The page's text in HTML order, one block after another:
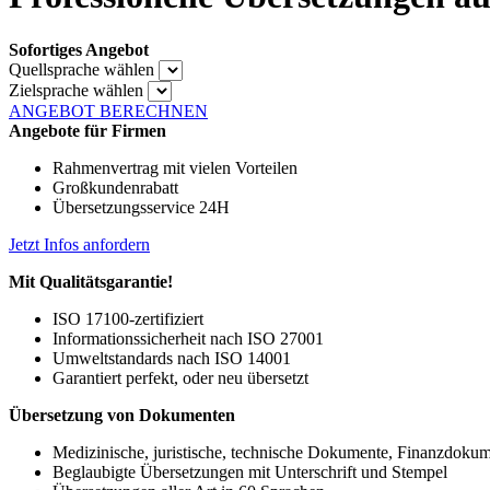
Sofortiges Angebot
Quellsprache wählen
Zielsprache wählen
ANGEBOT BERECHNEN
Angebote für Firmen
Rahmenvertrag mit vielen Vorteilen
Großkundenrabatt
Übersetzungsservice 24H
Jetzt Infos anfordern
Mit Qualitätsgarantie!
ISO 17100-zertifiziert
Informationssicherheit nach ISO 27001
Umweltstandards nach ISO 14001
Garantiert perfekt, oder neu übersetzt
Übersetzung von Dokumenten
Medizinische, juristische, technische Dokumente,
Beglaubigte Übersetzungen mit Unterschrift und Stempel